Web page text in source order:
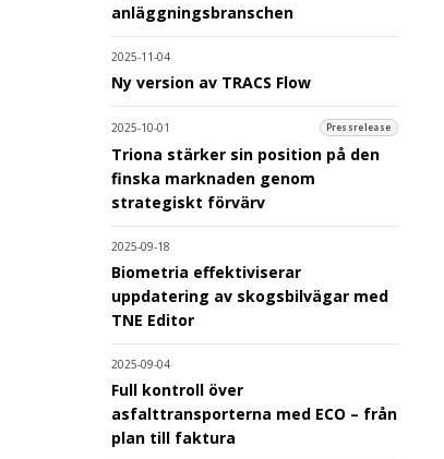
anläggningsbranschen
2025-11-04
Ny version av TRACS Flow
2025-10-01 Pressrelease
Triona stärker sin position på den
finska marknaden genom
strategiskt förvärv
2025-09-18
Biometria effektiviserar
uppdatering av skogsbilvägar med
TNE Editor
2025-09-04
Full kontroll över
asfalttransporterna med ECO – från
plan till faktura